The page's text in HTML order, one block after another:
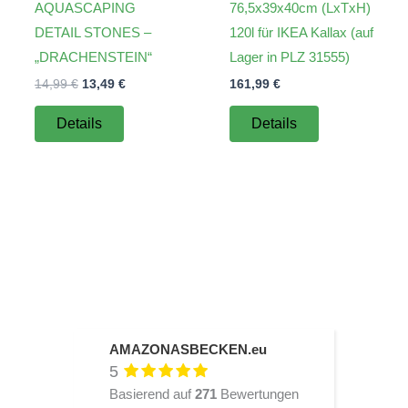
AQUASCAPING
DETAIL STONES –
„DRACHENSTEIN“
14,99€ Ursprünglicher
14,99 €
13,49 €Aktueller
Details
76,5x39x40cm (LxTxH)
120l für IKEA Kallax (auf
Lager in PLZ 31555)
161,99 €
Details
AMAZONASBECKEN.eu
5
Basierend auf 271 Bewertungen